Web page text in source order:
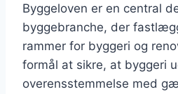
Byggeloven er en central
byggebranche, der
rammer for byggeri og
formål at sikre, at byggeri
overensstemmelse med